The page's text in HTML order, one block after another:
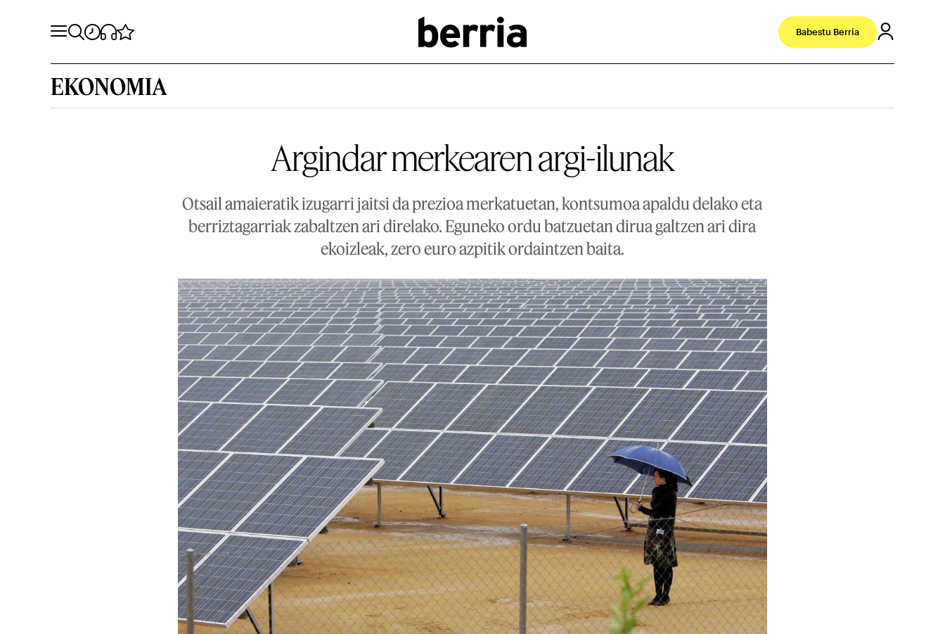
Babestu Berria
EKONOMIA
Argindar merkearen argi-ilunak
Otsail amaieratik izugarri jaitsi da prezioa merkatuetan, kontsumoa apaldu delako eta
berriztagarriak zabaltzen ari direlako. Eguneko ordu batzuetan dirua galtzen ari dira
ekoizleak, zero euro azpitik ordaintzen baita.